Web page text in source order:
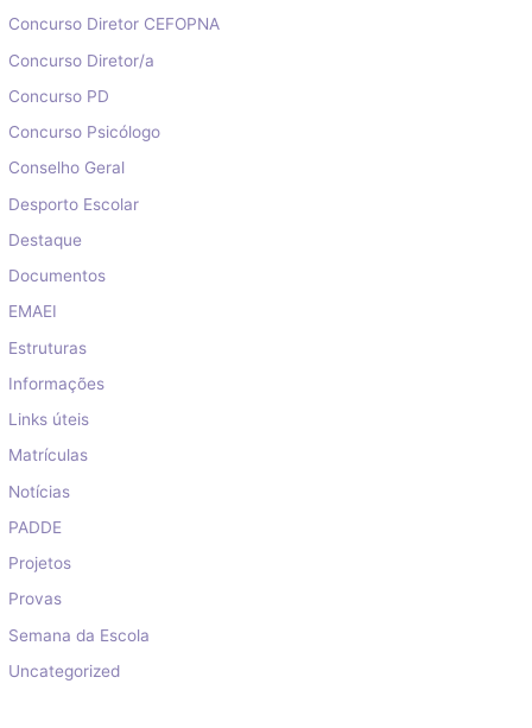
Concurso Diretor CEFOPNA
Concurso Diretor/a
Concurso PD
Concurso Psicólogo
Conselho Geral
Desporto Escolar
Destaque
Documentos
EMAEI
Estruturas
Informações
Links úteis
Matrículas
Notícias
PADDE
Projetos
Provas
Semana da Escola
Uncategorized